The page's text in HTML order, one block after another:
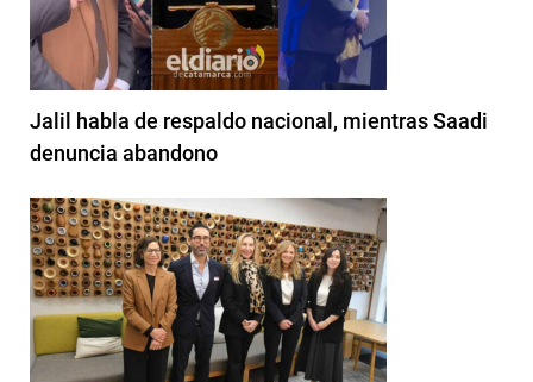
Jalil habla de respaldo nacional, mientras Saadi
denuncia abandono